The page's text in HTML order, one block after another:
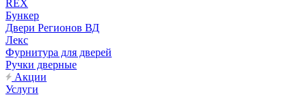
REX
Бункер
Двери Регионов ВД
Лекс
Фурнитура для дверей
Ручки дверные
Акции
Услуги